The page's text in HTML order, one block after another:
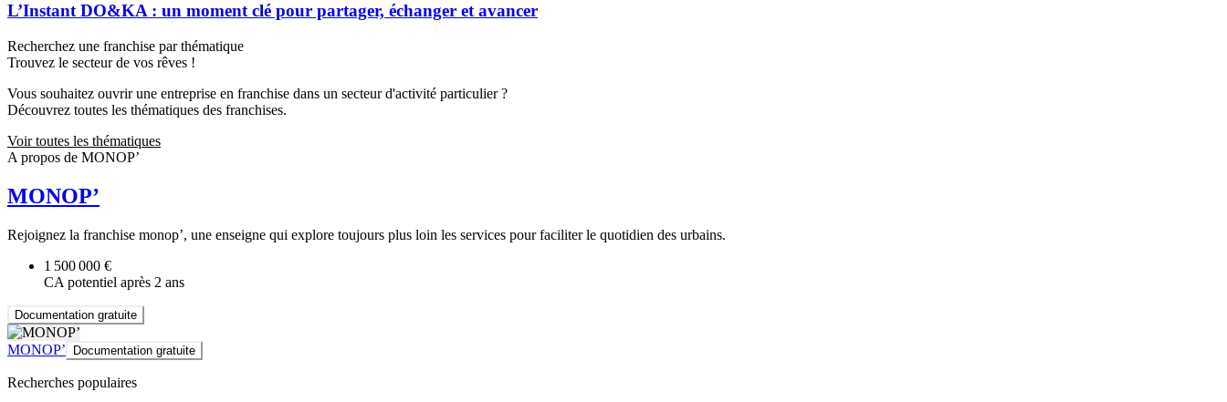
L’Instant DO&KA : un moment clé pour partager, échanger et avancer
Recherchez une franchise par thématique
Trouvez le secteur de vos rêves !
Vous souhaitez ouvrir une entreprise en franchise dans un secteur d'activité particulier ?
Découvrez toutes les thématiques des franchises.
Voir toutes les thématiques
A propos de MONOP’
MONOP’
Rejoignez la franchise monop’, une enseigne qui explore toujours plus loin les services pour faciliter le quotidien des urbains.
1 500 000 €
CA potentiel après 2 ans
Documentation gratuite
MONOP’ Documentation gratuite
Recherches populaires